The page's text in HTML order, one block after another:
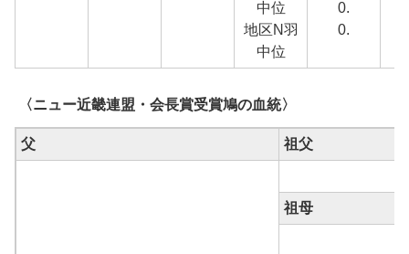
中位
地区N羽
中位
0.
0.
〈ニュー近畿連盟・会長賞受賞鳩の血統〉
父 祖父
祖母